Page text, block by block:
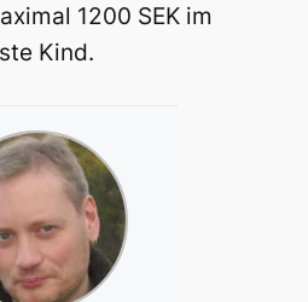
1200 SEK im
Kind.